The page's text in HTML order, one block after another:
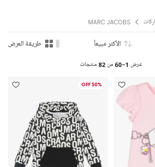
MARC JACOBS
الأكثر مبيعاً طريقة العرض
عرض 1-60 من 82 منتجات
50% OFF